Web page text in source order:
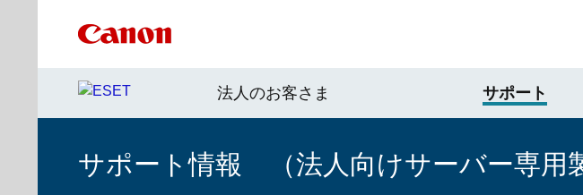
法人のお客さま サポート
サポート情報 （法人向けサーバー専用